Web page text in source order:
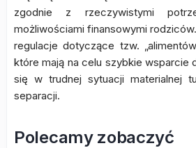
zgodnie z rzeczywistymi
możliwościami finansowymi
regulacje dotyczące tzw.
które mają na celu szybkie wsparcie
się w trudnej sytuacji materialnej
separacji.
Polecamy zobaczyć